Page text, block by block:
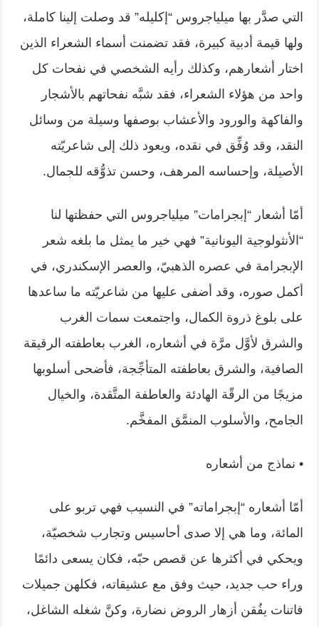
التي صدَّر بها ميلياجروس “إكليله” قد وصلت ‏إلينا كاملة،
ولها قيمة أدبية كبيرة، فقد تضمنت أسماء الشعراء الذين
اختار أشعارهم، ‏وكذلك رأيه الشخصي في نفحات كل
واحد من هؤلاء الشعراء، فقد شبَّه نفحاتهم ‏بالأشجار
والفاكهة والورود والأعشاب بوصفها وسيلة من وسائل
النقد، وقد وُفِّق في ‏نقده، ويعود ذلك إلى شاعريّته
الأصيلة، وإحساسه المرهف، وحسن تذوُّقه للجمال.‏
أمّا أشعار “إبجرامات” ميلياجروس التي حفظتها لنا
“الأنثولوجية اليونانية” فهي خير ‏ما يمثل ما بلغه شعر
الإبجرامة في عصره الذهبيّ، والعصر الإسكندري، في
أكمل ‏صوره، وقد أضفى عليها من شاعريّته ما ساعدها
على بلوغ ذروة الكمال، واجتمعت ‏سمات الغرب
والشرق لأوَّل مرَّة في أشعاره، الغرب بعاطفته الرقيقة
الصافية، ‏والشرق بعاطفته المتأجِّجة، فأضحى أسلوبها
مزيجًا من الرقّة الهادئة والعاطفة المتَّقدة، ‏والخيال
الجامح، والأسلوب المنمَّق المفخَّم.‏
• نماذج من أشعاره
أمّا أشعاره “إبجراماته” في النسيب فهي تربو على
المائة، وما هي إلا صدى أحاسيس ‏وتجارب شخصيّة،
ويحكي في أكثرها عن قصص حبّه، فكان يسعى دائمًا
وراء حب ‏جديد، حيث وفق مع عشيقاته، فكلهن جميلات
فاتنات يفُقن أزهار الروض نضارة، ‏وكنَّ شغله الشاغل،